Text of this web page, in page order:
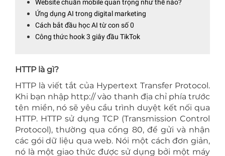
Website chuẩn mobile quan trọng như thế nào?
Ứng dụng AI trong digital marketing
Cách bắt đầu học AI từ con số 0
Công thức hook 3 giây đầu TikTok
HTTP là gì?
HTTP là viết tắt của Hypertext Transfer Protocol.
Khi bạn nhập http:// vào thanh địa chỉ phía trước
tên miền, nó sẽ yêu cầu trình duyệt kết nối qua
HTTP. HTTP sử dụng TCP (Transmission Control
Protocol), thường qua cổng 80, để gửi và nhận
các gói dữ liệu qua web. Nói một cách đơn giản,
nó là một giao thức được sử dụng bởi một máy